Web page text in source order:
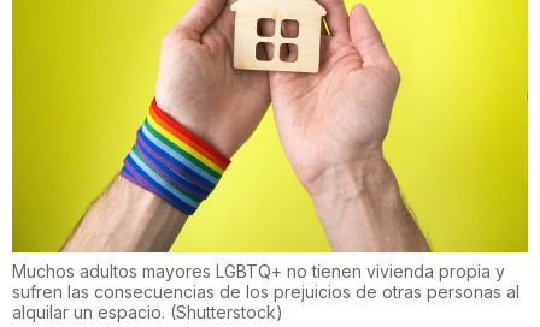
Muchos adultos mayores LGBTQ+ no tienen vivienda propia y
sufren las consecuencias de los prejuicios de otras personas al
alquilar un espacio. (Shutterstock)